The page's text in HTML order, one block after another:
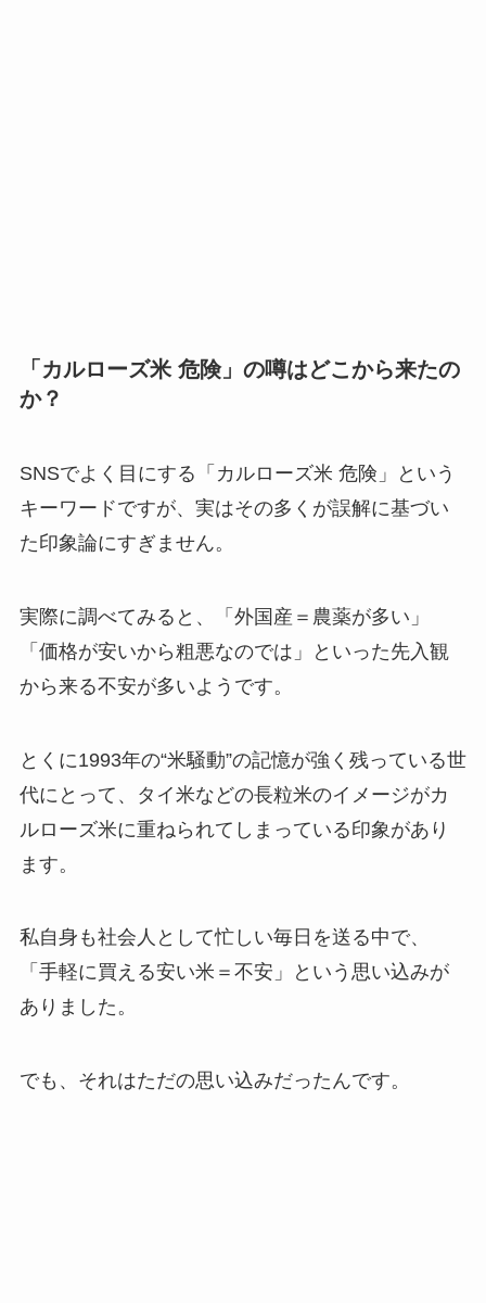
「カルローズ米 危険」の噂はどこから来たの
か？
SNSでよく目にする「カルローズ米 危険」という
キーワードですが、実はその多くが誤解に基づい
た印象論にすぎません。
実際に調べてみると、「外国産＝農薬が多い」
「価格が安いから粗悪なのでは」といった先入観
から来る不安が多いようです。
とくに1993年の“米騒動”の記憶が強く残っている世
代にとって、タイ米などの長粒米のイメージがカ
ルローズ米に重ねられてしまっている印象があり
ます。
私自身も社会人として忙しい毎日を送る中で、
「手軽に買える安い米＝不安」という思い込みが
ありました。
でも、それはただの思い込みだったんです。